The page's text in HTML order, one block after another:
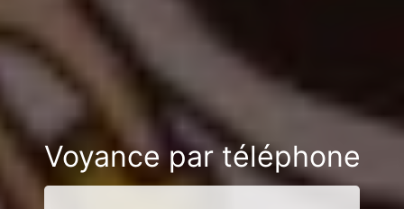
Voyance par téléphone